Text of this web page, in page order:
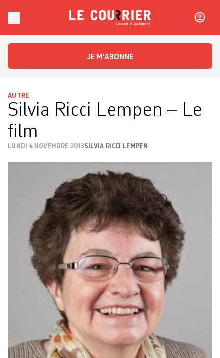
Le CourrierL'essentiel, autrement
JE M'ABONNE
AUTRE
Silvia Ricci Lempen – Le
film
LUNDI 4 NOVEMBRE 2013SILVIA RICCI LEMPEN